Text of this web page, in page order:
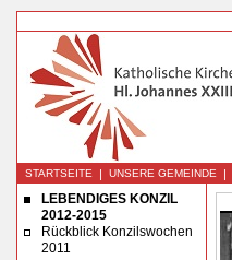
STARTSEITE | UNSERE GEMEINDE |
LEBENDIGES KONZIL
2012-2015
Rückblick Konzilswochen
2011